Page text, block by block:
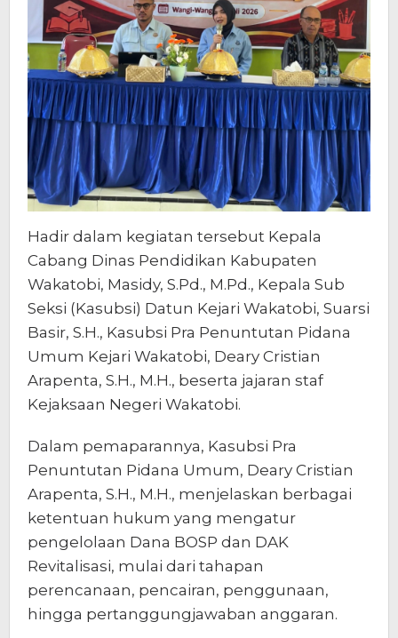
Hadir dalam kegiatan tersebut Kepala
Cabang Dinas Pendidikan Kabupaten
Wakatobi, Masidy, S.Pd., M.Pd., Kepala Sub
Seksi (Kasubsi) Datun Kejari Wakatobi, Suarsi
Basir, S.H., Kasubsi Pra Penuntutan Pidana
Umum Kejari Wakatobi, Deary Cristian
Arapenta, S.H., M.H., beserta jajaran staf
Kejaksaan Negeri Wakatobi.
Dalam pemaparannya, Kasubsi Pra
Penuntutan Pidana Umum, Deary Cristian
Arapenta, S.H., M.H., menjelaskan berbagai
ketentuan hukum yang mengatur
pengelolaan Dana BOSP dan DAK
Revitalisasi, mulai dari tahapan
perencanaan, pencairan, penggunaan,
hingga pertanggungjawaban anggaran.